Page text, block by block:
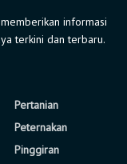
informasi
terkini dan terbaru.
Pertanian
Peternakan
Pinggiran